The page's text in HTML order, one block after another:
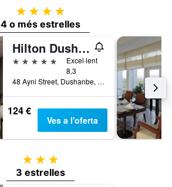
4 estrelles
4 o més estrelles
Hilton Dushanbe
5 estrelles
Excel·lent
8,3
48 Ayni Street, Dushanbe, Tadjikistan
124 €
Ves a l'oferta
3 estrelles
3 estrelles